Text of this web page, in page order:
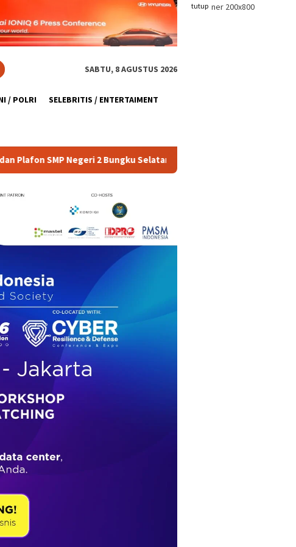
tutup
SABTU, 8 AGUSTUS 2026
/ POLRI SELEBRITIS / ENTERTAIMENT
2 Bungku Selatan Rampung Ayah Kandung di Depok